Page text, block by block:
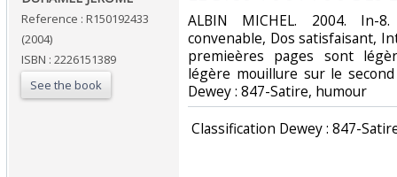
Reference : R150192433
(2004)
ISBN : 2226151389
See the book
‎ALBIN MICHEL. 2004. In-
convenable, Dos satisfaisant,
premieères pages sont
légère mouillure sur le
Dewey : 847-Satire, humour‎
Classification Dewey : 847-